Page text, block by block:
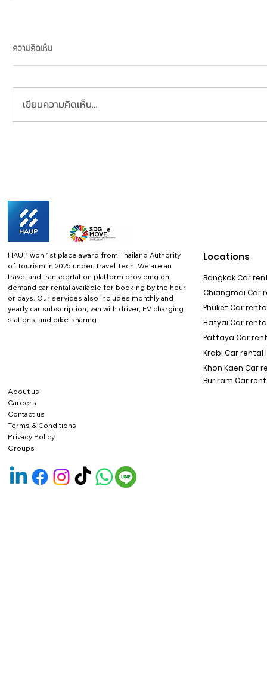
ความคิดเห็น
เขียนความคิดเห็น…
HAUP won 1st place award from Thailand Authority
of Tourism in 2025 under Travel Tech. We are an
travel and transportation platform providing on-
demand car rental available for booking by the hour
or days. Our services also includes monthly and
yearly car subscription, van with driver, EV charging
stations, and bike-sharing
About us
Careers
Contact us
Terms & Conditions
Privacy Policy
Locations
Bangkok Car
Chiangmai Car
Phuket Car rental
Hatyai Car
Pattaya Car
Krabi Car rental |
Khon Kaen Car
Buriram Car
Groups